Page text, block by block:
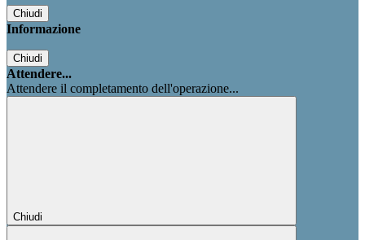
Chiudi
Informazione
Chiudi
Attendere...
Attendere il completamento dell'operazione...
Chiudi